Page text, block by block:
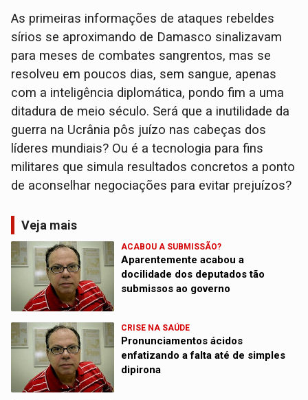
As primeiras informações de ataques rebeldes
sírios se aproximando de Damasco sinalizavam
para meses de combates sangrentos, mas se
resolveu em poucos dias, sem sangue, apenas
com a inteligência diplomática, pondo fim a uma
ditadura de meio século. Será que a inutilidade da
guerra na Ucrânia pôs juízo nas cabeças dos
líderes mundiais? Ou é a tecnologia para fins
militares que simula resultados concretos a ponto
de aconselhar negociações para evitar prejuízos?
Veja mais
ACABOU A SUBMISSÃO?
Aparentemente acabou a
docilidade dos deputados tão
submissos ao governo
CRISE NA SAÚDE
Pronunciamentos ácidos
enfatizando a falta até de simples
dipirona